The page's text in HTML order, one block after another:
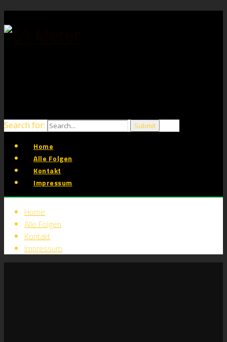
Search for:
Home
Alle Folgen
Kontakt
Impressum
Home
Alle Folgen
Kontakt
Impressum